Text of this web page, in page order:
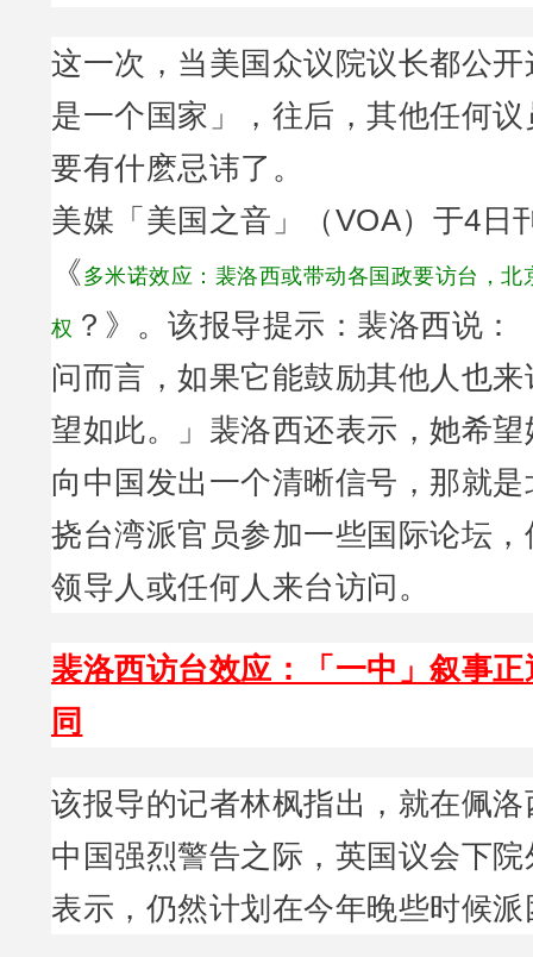
这一次，当美国众议院议长都公
是一个国家」，往后，其他任何
要有什麽忌讳了。
美媒「美国之音」（VOA）于4日
《 多米诺效应：裴洛西或带动各国政要访台，北
权 ？》。该报导提示：裴洛西说：
问而言，如果它能鼓励其他人也
望如此。」裴洛西还表示，她希
向中国发出一个清晰信号，那就
挠台湾派官员参加一些国际论坛
领导人或任何人来台访问。
裴洛西访台效应：「一中」叙事
同
该报导的记者林枫指出，就在佩
中国强烈警告之际，英国议会下
表示，仍然计划在今年晚些时候